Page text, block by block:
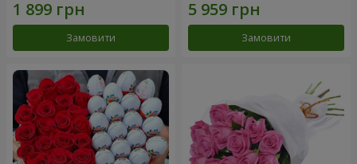
Замовити Замовити